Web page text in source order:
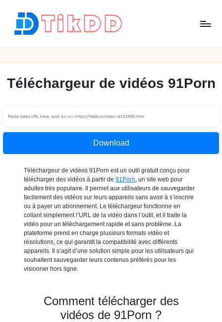
k
D
Téléchargeur de vidéos 91Porn
Download
Téléchargeur de vidéos 91Porn est un outil gratuit conçu pour
télécharger des vidéos à partir de 91Porn, un site web pour
adultes très populaire. Il permet aux utilisateurs de sauvegarder
facilement des vidéos sur leurs appareils sans avoir à s’inscrire
ou à payer un abonnement. Le téléchargeur fonctionne en
collant simplement l’URL de la vidéo dans l’outil, et il traite la
vidéo pour un téléchargement rapide et sans problème. La
plateforme prend en charge plusieurs formats vidéo et
résolutions, ce qui garantit la compatibilité avec différents
appareils. Il s’agit d’une solution simple pour les utilisateurs qui
souhaitent sauvegarder leurs contenus préférés pour les
visionner hors ligne.
Comment télécharger des
vidéos de 91Porn ?